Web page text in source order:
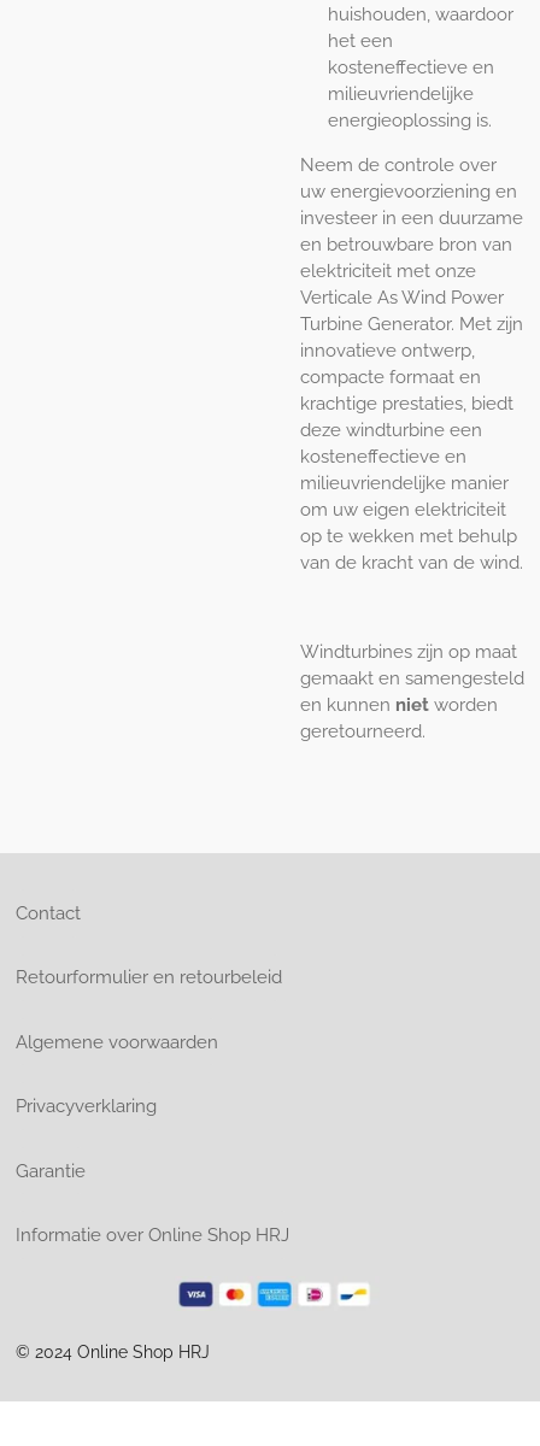
huishouden, waardoor
het een
kosteneffectieve en
milieuvriendelijke
energieoplossing is.
Neem de controle over
uw energievoorziening en
investeer in een duurzame
en betrouwbare bron van
elektriciteit met onze
Verticale As Wind Power
Turbine Generator. Met zijn
innovatieve ontwerp,
compacte formaat en
krachtige prestaties, biedt
deze windturbine een
kosteneffectieve en
milieuvriendelijke manier
om uw eigen elektriciteit
op te wekken met behulp
van de kracht van de wind.
Windturbines zijn op maat
gemaakt en samengesteld
en kunnen niet worden
geretourneerd.
Contact
Retourformulier en retourbeleid
Algemene voorwaarden
Privacyverklaring
Garantie
Informatie over Online Shop HRJ
© 2024 Online Shop HRJ